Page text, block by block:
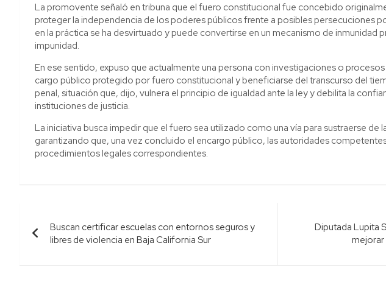
La promovente señaló en tribuna que el fuero constitucional fue concebido
proteger la independencia de los poderes públicos frente a posibles persecuciones
en la práctica se ha desvirtuado y puede convertirse en un mecanismo de inmunidad
impunidad.
En ese sentido, expuso que actualmente una persona con investigaciones o
cargo público protegido por fuero constitucional y beneficiarse del transcurso del
penal, situación que, dijo, vulnera el principio de igualdad ante la ley y debilita la
instituciones de justicia.
La iniciativa busca impedir que el fuero sea utilizado como una vía para sustraerse de
garantizando que, una vez concluido el encargo público, las autoridades
procedimientos legales correspondientes.
Navegación
de
entradas
Buscan certificar escuelas con entornos seguros y
libres de violencia en Baja California Sur
Diputada Lupita
mejorar